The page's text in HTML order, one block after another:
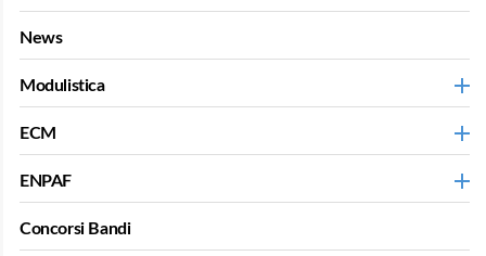
News
Modulistica
ECM
ENPAF
Concorsi Bandi